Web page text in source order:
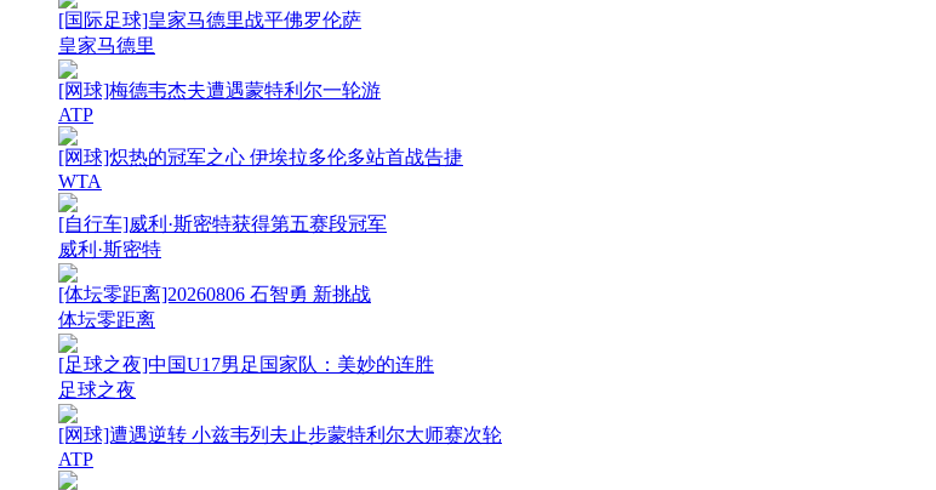
[国际足球]皇家马德里战平佛罗伦萨
皇家马德里
[网球]梅德韦杰夫遭遇蒙特利尔一轮游
ATP
[网球]炽热的冠军之心 伊埃拉多伦多站首战告捷
WTA
[自行车]威利·斯密特获得第五赛段冠军
威利·斯密特
[体坛零距离]20260806 石智勇 新挑战
体坛零距离
[足球之夜]中国U17男足国家队：美妙的连胜
足球之夜
[网球]遭遇逆转 小兹韦列夫止步蒙特利尔大师赛次轮
ATP